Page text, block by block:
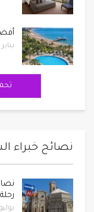
يناير 4, 2026
نصائح خبراء
يوليو 28, 2025